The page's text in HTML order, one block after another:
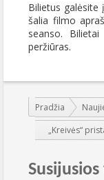
Bilietus
šalia filmo
seanso.
peržiūras.
Jūs esate čia:
Pradžia
„Kreivės“